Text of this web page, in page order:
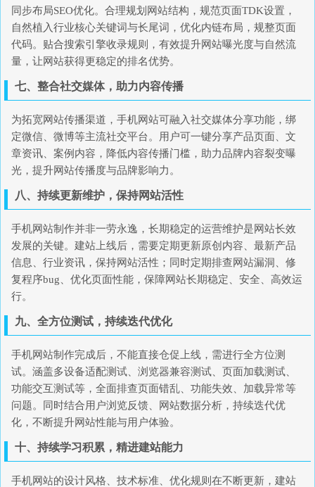
同步布局SEO优化。合理规划网站结构，规范页面TDK设置，
自然植入行业核心关键词与长尾词，优化内链布局，规整页面
代码。贴合搜索引擎收录规则，有效提升网站曝光度与自然流
量，让网站获得更稳定的排名优势。
七、整合社交媒体，助力内容传播
为拓宽网站传播渠道，手机网站可融入社交媒体分享功能，绑
定微信、微博等主流社交平台。用户可一键分享产品页面、文
章资讯、案例内容，降低内容传播门槛，助力品牌内容裂变曝
光，提升网站传播度与品牌影响力。
八、持续更新维护，保持网站活性
手机网站制作并非一劳永逸，长期稳定的运营维护是网站长效
发展的关键。建站上线后，需要定期更新原创内容、最新产品
信息、行业资讯，保持网站活性；同时定期排查网站漏洞、修
复程序bug、优化页面性能，保障网站长期稳定、安全、高效运
行。
九、全方位测试，持续迭代优化
手机网站制作完成后，不能直接仓促上线，需进行全方位测
试。涵盖多设备适配测试、浏览器兼容测试、页面加载测试、
功能交互测试等，全面排查页面错乱、功能失效、加载异常等
问题。同时结合用户浏览反馈、网站数据分析，持续迭代优
化，不断提升网站性能与用户体验。
十、持续学习积累，精进建站能力
手机网站的设计风格、技术标准、优化规则在不断更新，建站